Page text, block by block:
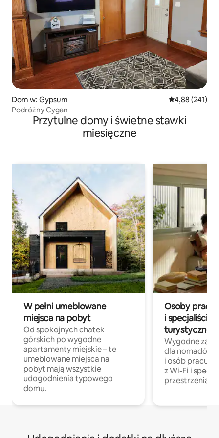
Dom w: Gypsum Średnia
4,88 (241)
Podróżny Cygan
Przytulne domy i świetne stawki
miesięczne
W pełni umeblowane
miejsca na pobyt
Od spokojnych chatek
górskich po wygodne
apartamenty miejskie – te
umeblowane miejsca na
pobyt mają wszystkie
udogodnienia typowego
domu.
Osoby
i specjaliści z
turystycznej
Wygodne
dla nomadów
i osób
z Wi-Fi i
przestrzenią